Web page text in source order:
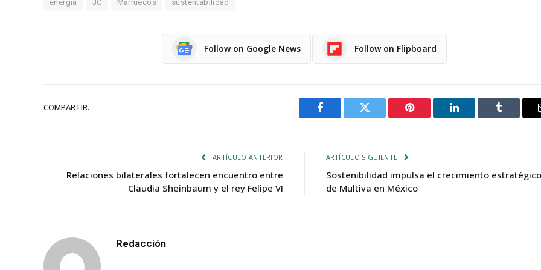
energía JC Marruecos sustentabilidad
Follow on Google News Follow on Flipboard
COMPARTIR.
Facebook Twitter Pinterest LinkedIn Tumblr
ARTÍCULO ANTERIOR
Relaciones bilaterales fortalecen encuentro entre
Claudia Sheinbaum y el rey Felipe VI
ARTÍCULO SIGUIENTE
Sostenibilidad impulsa el crecimiento estratégico
de Multiva en México
Redacción